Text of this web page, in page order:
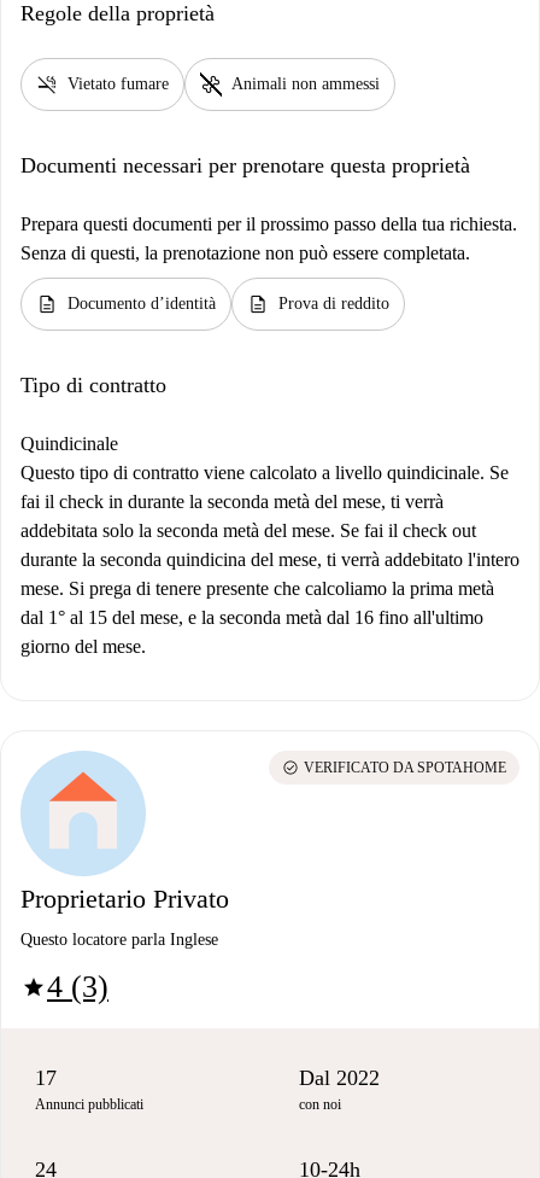
Regole della proprietà
smoke_free Vietato fumare pet_supplies Animali non ammessi
Documenti necessari per prenotare questa proprietà
Prepara questi documenti per il prossimo passo della tua richiesta.
Senza di questi, la prenotazione non può essere completata.
description Documento d’identità description Prova di reddito
Tipo di contratto
Quindicinale
Questo tipo di contratto viene calcolato a livello quindicinale. Se
fai il check in durante la seconda metà del mese, ti verrà
addebitata solo la seconda metà del mese. Se fai il check out
durante la seconda quindicina del mese, ti verrà addebitato l'intero
mese. Si prega di tenere presente che calcoliamo la prima metà
dal 1° al 15 del mese, e la seconda metà dal 16 fino all'ultimo
giorno del mese.
Proprietario Privato
Questo locatore parla Inglese
star4 (3)
check_circle VERIFICATO DA SPOTAHOME
17
Annunci pubblicati
Dal 2022
con noi
24 10-24h